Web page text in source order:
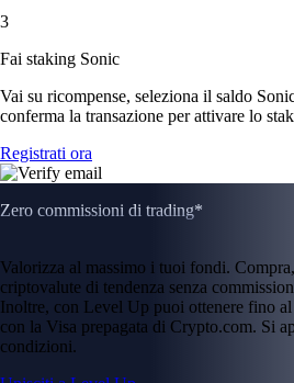
3
Fai staking Sonic
Vai su ricompense, seleziona il saldo
conferma la transazione per attivare lo
Registrati ora
Zero commissioni di trading*
Valorizza al massimo i tuoi fondi.
criptovalute di tendenza senza
Inoltre, con Level Up puoi ottenere fino
con la Visa prepagata di Crypto.com. Si
condizioni.